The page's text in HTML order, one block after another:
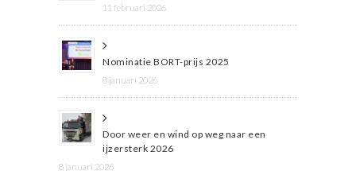
11 februari 2026
Nominatie BORT-prijs 2025
8 januari 2026
Door weer en wind op weg naar een
ijzersterk 2026
8 januari 2026